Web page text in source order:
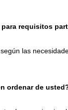
requisitos
las
ordenar de